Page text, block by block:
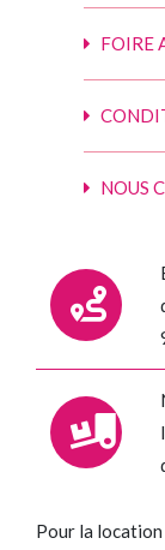
FOIRE
NOUS
Pour la location